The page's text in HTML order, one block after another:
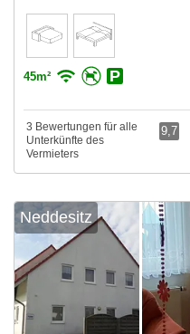
45m²
3 Bewertungen für alle
Unterkünfte des
Vermieters
9,7
Neddesitz